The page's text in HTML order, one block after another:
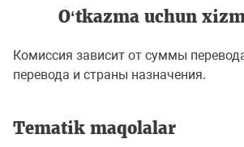
O‘tkazma uchun
Комиссия зависит от суммы
перевода и страны назначения.
Tematik maqolalar